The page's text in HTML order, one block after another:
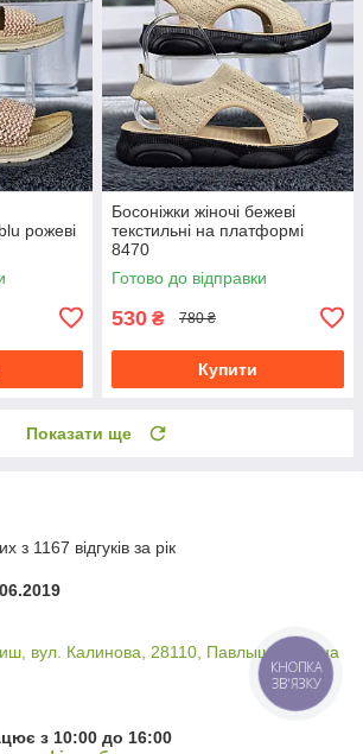
рожеві
Босоніжки жіночі бежеві
текстильні на платформі
8470
Готово до відправки
530 ₴ 780 ₴
Купити
Показати ще
з 1167 відгуків за рік
вул. Калинова, 28110, Павлыш, Україна
з 10:00 до 16:00
КНОПКА
ЗВ'ЯЗКУ